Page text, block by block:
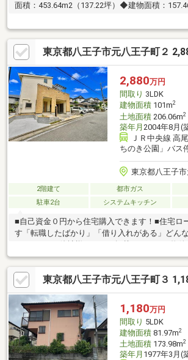
面積：453.64m2（137.22坪）◆建物面積：
東京都八王子市元八王子町２
2,880万円
間取り 3LDK
建物面積101m2
土地面積206.06m2
築年月 2004年8月(
ＪＲ中央線 高
ちのき公園」バス
東京都八王子
2階建て 都市ガス
駐車2台
システムキッチン
■自己資金０円から住宅購入できます！■住宅ロ
す「転職したばかり」「借り入れがある」どん
紹介可能です！■見学、お問合せにつきまして
日、営業時間外でもご対応可能です！東亜住宅
して頂けますよう常に新しい事を取り入れてお
な知識でお客様の悩み事をしっかりと解消いた
探しは東亜住宅にお任せください！ご見学予約は
1665【通話料無料】までお気軽にお電話くださ
ンの方は右下の青いバナーよりお問合せ頂けます
東京都八王子市元八王子町３
1,180万円
間取り 5LDK
建物面積81.97m2
土地面積173.98m2
築年月 1977年3月(